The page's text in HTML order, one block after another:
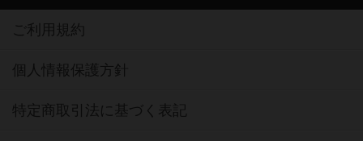
ご利用規約
個人情報保護方針
特定商取引法に基づく表記